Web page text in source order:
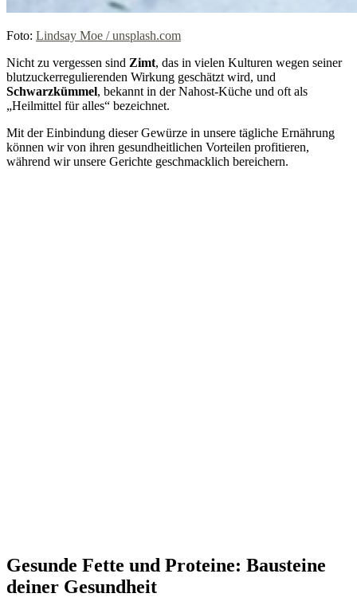
Foto: Lindsay Moe / unsplash.com
Nicht zu vergessen sind Zimt, das in vielen Kulturen wegen seiner
blutzuckerregulierenden Wirkung geschätzt wird, und
Schwarzkümmel, bekannt in der Nahost-Küche und oft als
„Heilmittel für alles“ bezeichnet.
Mit der Einbindung dieser Gewürze in unsere tägliche Ernährung
können wir von ihren gesundheitlichen Vorteilen profitieren,
während wir unsere Gerichte geschmacklich bereichern.
Gesunde Fette und Proteine: Bausteine
deiner Gesundheit